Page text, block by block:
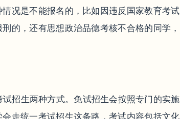
况是不能报名的，比如因违反国家教育考试
的，还有思想政治品德考核不合格的同学，
招生两种方式。免试招生会按照专门的实施
走统一考试招生这条路，考试内容包括文化